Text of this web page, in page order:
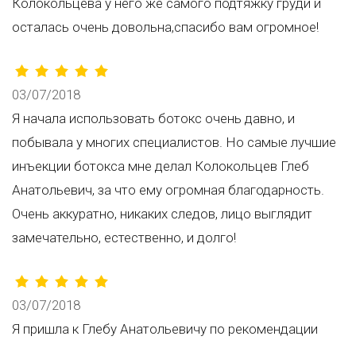
Колокольцева у него же самого подтяжку груди и
осталась очень довольна,спасибо вам огромное!
03/07/2018
Я начала использовать ботокс очень давно, и
побывала у многих специалистов. Но самые лучшие
инъекции ботокса мне делал Колокольцев Глеб
Анатольевич, за что ему огромная благодарность.
Очень аккуратно, никаких следов, лицо выглядит
замечательно, естественно, и долго!
03/07/2018
Я пришла к Глебу Анатольевичу по рекомендации